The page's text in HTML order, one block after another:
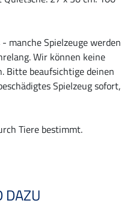
manche Spielzeuge werden
Wir können keine
Bitte beaufsichtige deinen
Spielzeug sofort,
Tiere bestimmt.
DAZU